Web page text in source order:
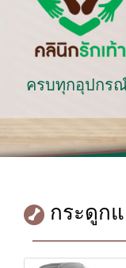
ครบทุกอุปกร
กระดูก